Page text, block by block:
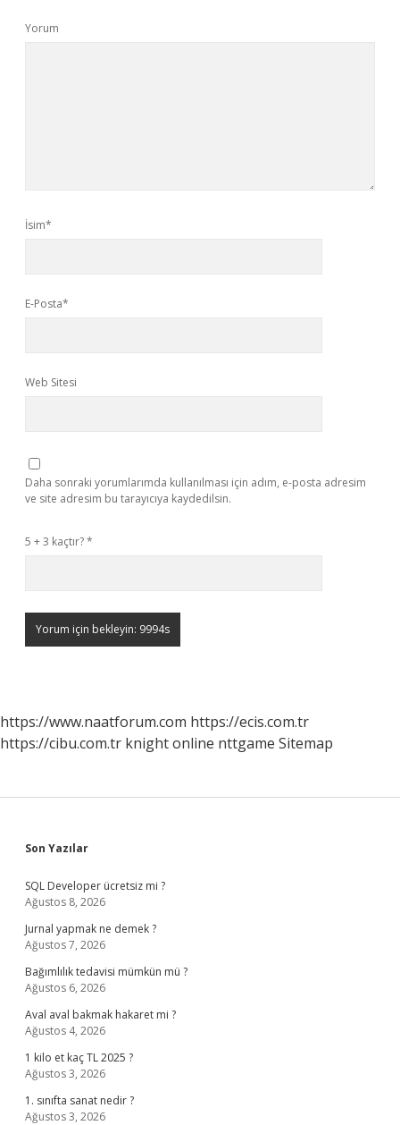
Yorum
İsim*
E-Posta*
Web Sitesi
Daha sonraki yorumlarımda kullanılması için adım, e-posta adresim
ve site adresim bu tarayıcıya kaydedilsin.
5 + 3 kaçtır?*
https://www.naatforum.com https://ecis.com.tr
https://cibu.com.tr knight online nttgame Sitemap
Sidebar
Son Yazılar
SQL Developer ücretsiz mi ?
Ağustos 8, 2026
Jurnal yapmak ne demek ?
Ağustos 7, 2026
Bağımlılık tedavisi mümkün mü ?
Ağustos 6, 2026
Aval aval bakmak hakaret mi ?
Ağustos 4, 2026
1 kilo et kaç TL 2025 ?
Ağustos 3, 2026
1. sınıfta sanat nedir ?
Ağustos 3, 2026